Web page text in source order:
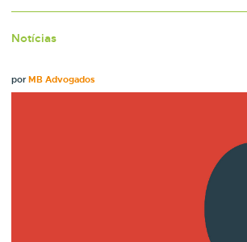
Notícias
porMB Advogados